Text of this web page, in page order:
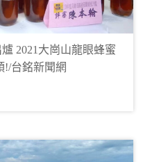
2021大崗山龍眼蜂蜜
!/台銘新聞網